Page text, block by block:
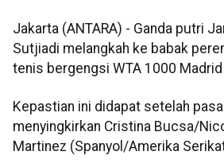
Jakarta (ANTARA) - Ganda putri
Sutjiadi melangkah ke babak
tenis bergengsi WTA 1000
Kepastian ini didapat setelah
menyingkirkan Cristina Bucsa/
Martinez (Spanyol/Amerika